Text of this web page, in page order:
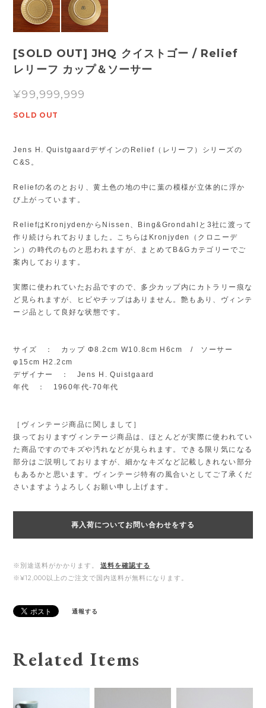
[SOLD OUT] JHQ クイストゴー / Relief
レリーフ カップ＆ソーサー
¥99,999,999
SOLD OUT
Jens H. QuistgaardデザインのRelief（レリーフ）シリーズの
C&S。
Reliefの名のとおり、黄土色の地の中に葉の模様が立体的に浮か
び上がっています。
ReliefはKronjydenからNissen、Bing&Grondahlと3社に渡って
作り続けられておりました。こちらはKronjyden（クロニーデ
ン）の時代のものと思われますが、まとめてB&Gカテゴリーでご
案内しております。
実際に使われていたお品ですので、多少カップ内にカトラリー痕な
ど見られますが、ヒビやチップはありません。艶もあり、ヴィンテ
ージ品として良好な状態です。
サイズ ： カップ Φ8.2cm W10.8cm H6cm / ソーサー
φ15cm H2.2cm
デザイナー ： Jens H. Quistgaard
年代 ： 1960年代-70年代
［ヴィンテージ商品に関しまして］
扱っておりますヴィンテージ商品は、ほとんどが実際に使われてい
た商品ですのでキズや汚れなどが見られます。できる限り気になる
部分はご説明しておりますが、細かなキズなど記載しきれない部分
もあるかと思います。ヴィンテージ特有の風合いとしてご了承くだ
さいますようよろしくお願い申し上げます。
再入荷についてお問い合わせをする
※別途送料がかかります。
送料を確認する
※¥12,000以上のご注文で国内送料が無料になります。
通報する
Related Items